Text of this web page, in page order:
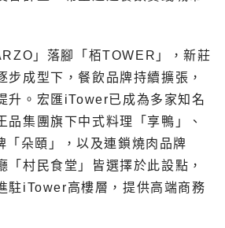
」落腳「栢TOWER」，新莊
步成型下，餐飲品牌持續擴張，
升。宏匯iTower已成為多家知名
品集團旗下中式料理「享鴨」、
「朵頤」，以及連鎖燒肉品牌
「村民食堂」皆選擇於此設點，
駐iTower高樓層，提供高端商務